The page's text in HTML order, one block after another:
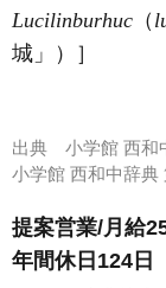
Lucilinburhuc （
城」）］
出典 小学館 西和
小学館 西和中辞
提案営業/月給
年間休日124日